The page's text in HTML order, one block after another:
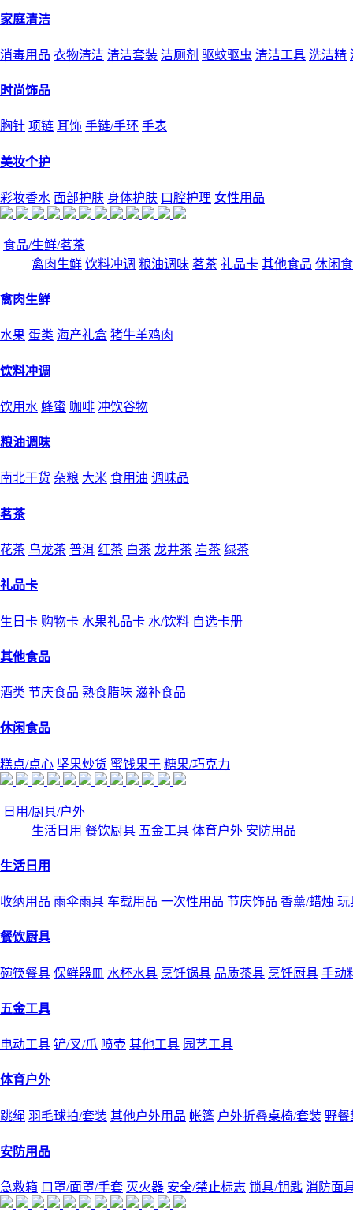
家庭清洁
消毒用品 衣物清洁 清洁套装 洁厕剂 驱蚊驱虫 清洁工具 洗洁精
时尚饰品
胸针 项链 耳饰 手链/手环 手表
美妆个护
彩妆香水 面部护肤 身体护肤 口腔护理 女性用品
食品/生鲜/茗茶
禽肉生鲜 饮料冲调 粮油调味 茗茶 礼品卡 其他食品 休闲
禽肉生鲜
水果 蛋类 海产礼盒 猪牛羊鸡肉
饮料冲调
饮用水 蜂蜜 咖啡 冲饮谷物
粮油调味
南北干货 杂粮 大米 食用油 调味品
茗茶
花茶 乌龙茶 普洱 红茶 白茶 龙井茶 岩茶 绿茶
礼品卡
生日卡 购物卡 水果礼品卡 水/饮料 自选卡册
其他食品
酒类 节庆食品 熟食腊味 滋补食品
休闲食品
糕点/点心 坚果炒货 蜜饯果干 糖果/巧克力
日用/厨具/户外
生活日用 餐饮厨具 五金工具 体育户外 安防用品
生活日用
收纳用品 雨伞雨具 车载用品 一次性用品 节庆饰品 香薰/蜡烛 玩
餐饮厨具
碗筷餐具 保鲜器皿 水杯水具 烹饪锅具 品质茶具 烹饪厨具 手动
五金工具
电动工具 铲/叉/爪 喷壶 其他工具 园艺工具
体育户外
跳绳 羽毛球拍/套装 其他户外用品 帐篷 户外折叠桌椅/套装 野餐
安防用品
急救箱 口罩/面罩/手套 灭火器 安全/禁止标志 锁具/钥匙 消防面